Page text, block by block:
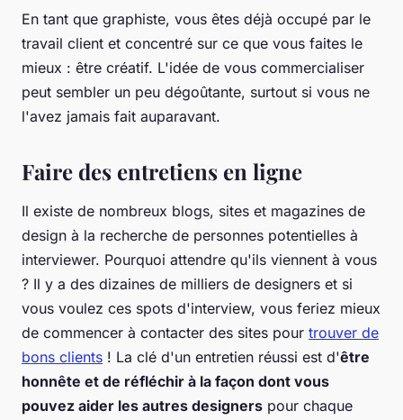
En tant que graphiste, vous êtes déjà occupé par le
travail client et concentré sur ce que vous faites le
mieux : être créatif. L'idée de vous commercialiser
peut sembler un peu dégoûtante, surtout si vous ne
l'avez jamais fait auparavant.
Faire des entretiens en ligne
Il existe de nombreux blogs, sites et magazines de
design à la recherche de personnes potentielles à
interviewer. Pourquoi attendre qu'ils viennent à vous
? Il y a des dizaines de milliers de designers et si
vous voulez ces spots d'interview, vous feriez mieux
de commencer à contacter des sites pour trouver de
bons clients ! La clé d'un entretien réussi est d'être
honnête et de réfléchir à la façon dont vous
pouvez aider les autres designers pour chaque